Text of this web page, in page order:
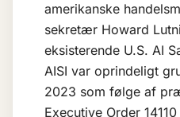
amerikanske
sekretær Howard
eksisterende U.S. AI
AISI var oprindeligt
2023 som følge af
Executive Order